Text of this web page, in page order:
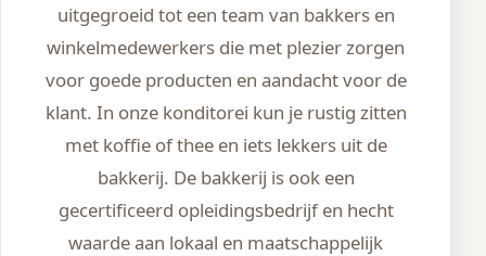
uitgegroeid tot een team van bakkers en
winkelmedewerkers die met plezier zorgen
voor goede producten en aandacht voor de
klant. In onze konditorei kun je rustig zitten
met koffie of thee en iets lekkers uit de
bakkerij. De bakkerij is ook een
gecertificeerd opleidingsbedrijf en hecht
waarde aan lokaal en maatschappelijk